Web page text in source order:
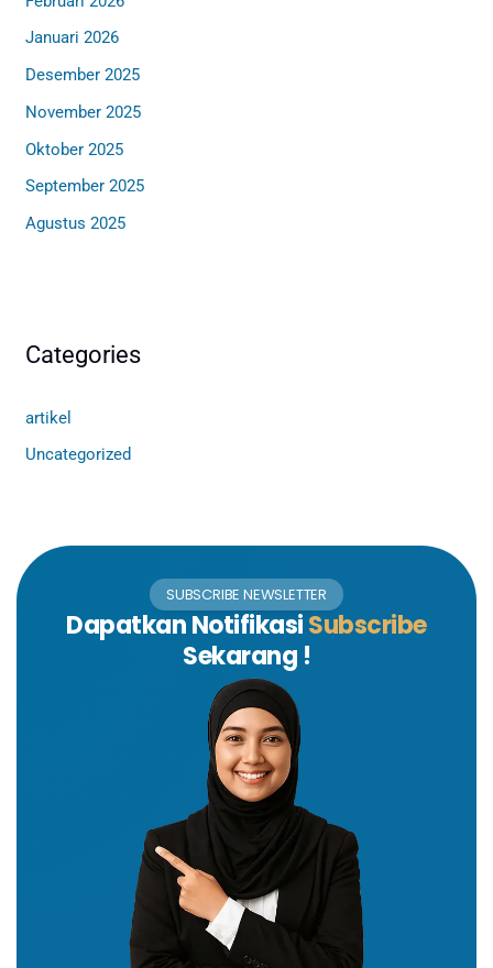
Januari 2026
Desember 2025
November 2025
Oktober 2025
September 2025
Agustus 2025
Categories
artikel
Uncategorized
SUBSCRIBE NEWSLETTER
Dapatkan NotifikasiSubscribe
Sekarang !